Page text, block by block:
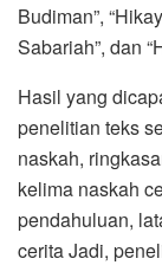
Budiman”,
Sabariah”, dan
Hasil yang
penelitian teks
naskah,
kelima naskah
pendahuluan,
cerita Jadi,